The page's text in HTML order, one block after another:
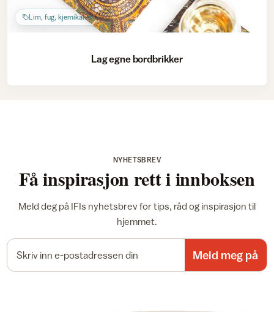
Lim, fug, kjemikalier
Lag egne bordbrikker
NYHETSBREV
Få inspirasjon rett i innboksen
Meld deg på IFIs nyhetsbrev for tips, råd og inspirasjon til
hjemmet.
Meld meg på